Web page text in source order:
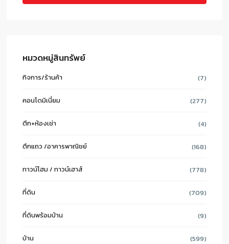
หมวดหมู่สินทรัพย์
กิจการ/ร้านค้า (7)
คอนโดมิเนี่ยม (277)
ตึก+ห้องเช่า (4)
ตึกแถว /อาคารพาณิชย์ (168)
ทาวน์โฮม / ทาวน์เฮาส์ (778)
ที่ดิน (709)
ที่ดินพร้อมบ้าน (9)
บ้าน (599)